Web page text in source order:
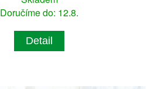
Doručíme do: 12.8.
Detail